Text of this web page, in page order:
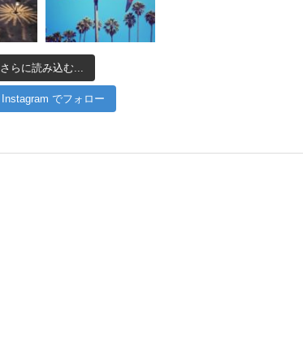
さらに読み込む...
Instagram でフォロー